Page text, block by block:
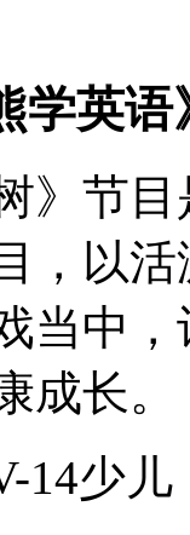
学英语
》节
，以
当中
成长。
14少儿